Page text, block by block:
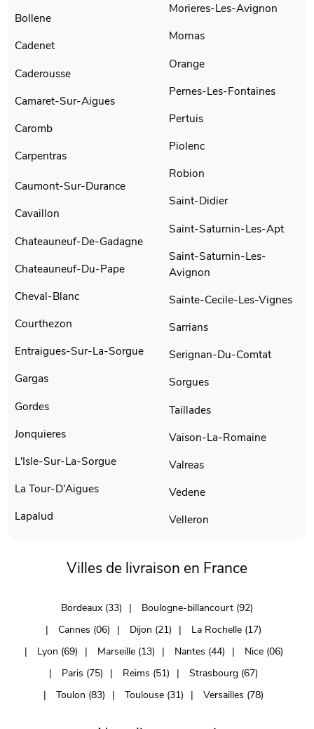
Bollene
Cadenet
Caderousse
Camaret-Sur-Aigues
Caromb
Carpentras
Caumont-Sur-Durance
Cavaillon
Chateauneuf-De-Gadagne
Chateauneuf-Du-Pape
Cheval-Blanc
Courthezon
Entraigues-Sur-La-Sorgue
Gargas
Gordes
Jonquieres
L'Isle-Sur-La-Sorgue
La Tour-D'Aigues
Lapalud
Morieres-Les-Avignon
Mornas
Orange
Pernes-Les-Fontaines
Pertuis
Piolenc
Robion
Saint-Didier
Saint-Saturnin-Les-Apt
Saint-Saturnin-Les-
Avignon
Sainte-Cecile-Les-Vignes
Sarrians
Serignan-Du-Comtat
Sorgues
Taillades
Vaison-La-Romaine
Valreas
Vedene
Velleron
Villes de livraison en France
Bordeaux (33)
Boulogne-billancourt (92)
Cannes (06)
Dijon (21)
La Rochelle (17)
Lyon (69)
Marseille (13) Nantes (44)
Nice (06)
Paris (75)
Reims (51)
Strasbourg (67)
Toulon (83)
Toulouse (31) Versailles (78)